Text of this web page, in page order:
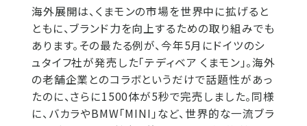
海外展開は、くまモンの市場を世界中に拡げると
ともに、ブランド力を向上するための取り組みでも
あります。その最たる例が、今年5月にドイツのシ
ュタイフ社が発売した「テディベア くまモン」。海外
の老舗企業とのコラボというだけで話題性があっ
たのに、さらに1500体が5秒で完売しました。同様
に、バカラやBMW「MINI」など、世界的な一流ブラ